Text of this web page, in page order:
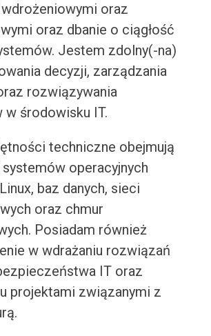
oraz
oraz dbanie o ciągłość
Jestem zdolny(-na)
decyzji, zarządzania
rozwiązywania
w środowisku IT.
techniczne obejmują
operacyjnych
baz danych, sieci
oraz chmur
Posiadam również
w wdrażaniu rozwiązań
IT oraz
projektami związanymi z